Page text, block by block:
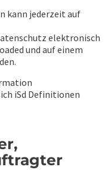
kann jederzeit auf
elektronisch
und auf einem
iSd Definitionen